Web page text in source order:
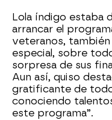
Lola índigo estaba
arrancar el
veteranos,
especial, sobre
sorpresa de sus
Aun así, quiso
gratificante de
conociendo
este programa”.